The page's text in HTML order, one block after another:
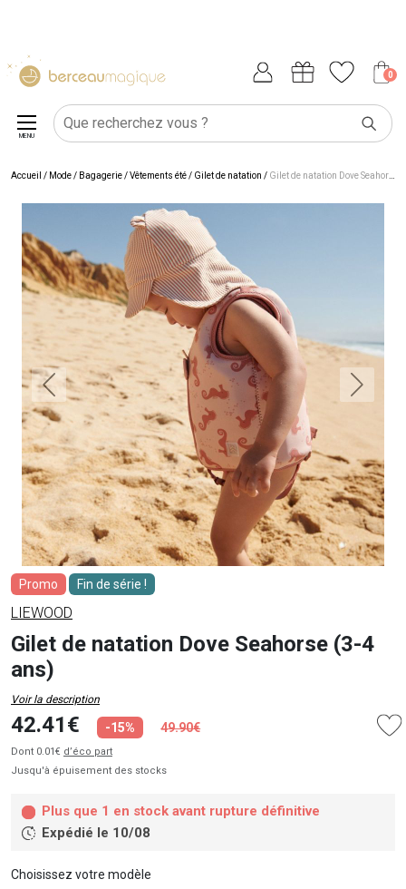
0
MENU
Accueil / Mode / Bagagerie/Vêtements été/ Gilet de natation / Gilet de natation Dove Seahorse (3-4 ans)
Promo Fin de série !
LIEWOOD
Gilet de natation Dove Seahorse (3-4
ans)
Voir la description
42.41€ -15% 49.90€
Dont 0.01€ d’éco part
Jusqu'à épuisement des stocks
Plus que 1 en stock avant rupture définitive
Expédié le 10/08
Choisissez votre modèle